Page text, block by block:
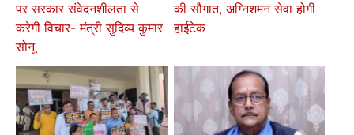
पर सरकार संवेदनशीलता से
करेगी विचार- मंत्री सुदिव्य कुमार
सोनू
की सौगात, अग्निशमन सेवा होगी
हाईटेक